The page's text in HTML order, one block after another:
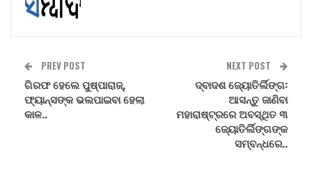
PREV POST
ଗିରଫ ହେଲେ ପୁଷ୍ପାରାଜ୍,
ଫ୍ୟାନ୍ସଙ୍କ ଭଲପାଇବା ହେଲା
କାଳ..
NEXT POST
ଦ୍ବାଦଶ ଜ୍ୟୋତିର୍ଲିଙ୍ଗ:
ଆସନ୍ତୁ ଜାଣିବା
ମହାରାଷ୍ଟ୍ରରେ ଅବସ୍ଥିତ ୩
ଜ୍ୟୋତିର୍ଲିଙ୍ଗଙ୍କ
ସମ୍ବନ୍ଧରେ..